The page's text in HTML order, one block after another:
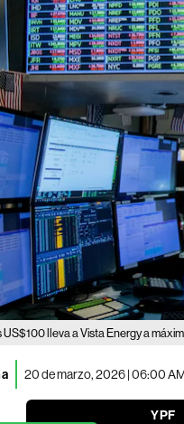
US$100 lleva a Vista Energy a
20 de marzo, 2026 | 06:00
YPF